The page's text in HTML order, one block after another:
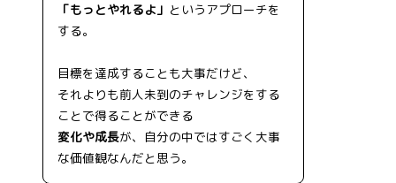
「もっとやれるよ」 というアプローチを
する。
目標を達成することも大事だけど、
それよりも前人未到のチャレンジをする
ことで得ることができる
変化や成長が、自分の中ではすごく大事
な価値観なんだと思う。